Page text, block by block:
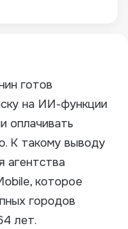
готов
на ИИ-функции
оплачивать
К такому выводу
агентства
которое
городов
лет.